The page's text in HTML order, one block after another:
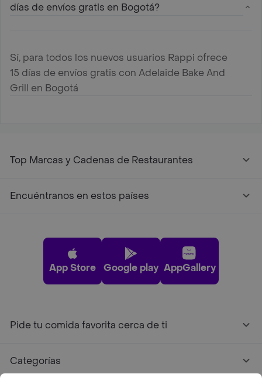
días de envíos gratis en Bogotá?
Sí, para todos los nuevos usuarios Rappi ofrece
15 días de envíos gratis con Adelaide Bake And
Grill en Bogotá
Top Marcas y Cadenas de Restaurantes
Encuéntranos en estos países
App Store Google play AppGallery
Pide tu comida favorita cerca de ti
Categorías